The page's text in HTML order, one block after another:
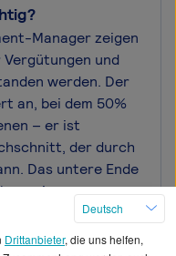
Manager zeigen
und
werden. Der
an, bei dem 50%
– er ist
der durch
Das untere Ende
kleineren
Ende
Deutsch
Drittanbieter, die uns helfen,